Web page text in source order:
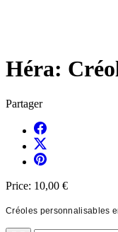
Héra:
Partager
Price: 10,00 €
Créoles personnalisables